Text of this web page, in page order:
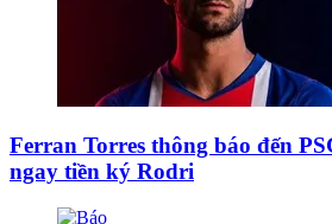
Ferran Torres thông báo đến
ngay tiền ký Rodri